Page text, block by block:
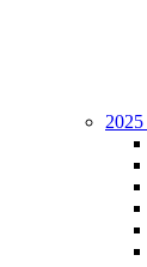
2025